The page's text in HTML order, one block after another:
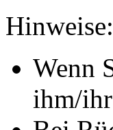
Hinweise:
Wenn
ihm/